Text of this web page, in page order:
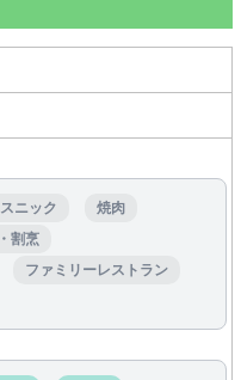
ニック
焼肉
割烹
ファミリーレストラン